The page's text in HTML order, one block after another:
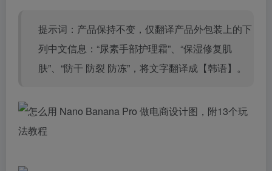
提示词：产品保持不变，仅翻译产品外包装上的下
列中文信息：“尿素手部护理霜”、“保湿修复肌
肤”、“防干 防裂 防冻”，将文字翻译成【韩语】。